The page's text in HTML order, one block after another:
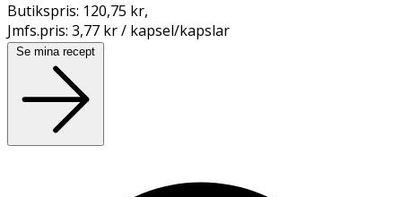
Butikspris: 120,75 kr,
Jmfs.pris: 3,77 kr / kapsel/kapslar
Se mina recept